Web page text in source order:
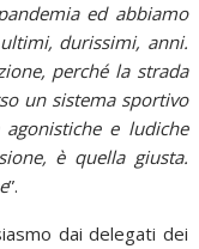
ed abbiamo
durissimi, anni.
perché la strada
un sistema sportivo
e ludiche
è quella giusta.
”.
dai delegati dei